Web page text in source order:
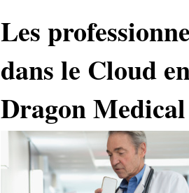
Les
dans le Cloud
Dragon